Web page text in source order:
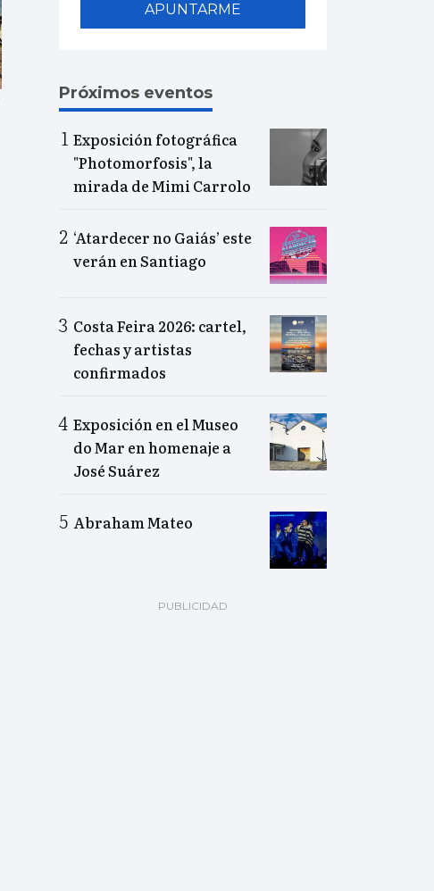
APUNTARME
Próximos eventos
Exposición fotográfica
"Photomorfosis", la
mirada de Mimi Carrolo
‘Atardecer no Gaiás’ este
verán en Santiago
Costa Feira 2026: cartel,
fechas y artistas
confirmados
Exposición en el Museo
do Mar en homenaje a
José Suárez
Abraham Mateo